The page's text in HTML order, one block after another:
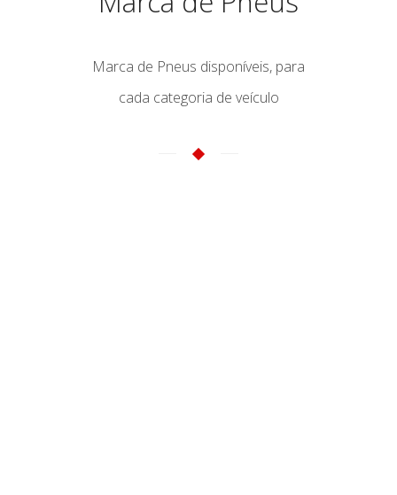
Marca de Pneus disponíveis, para
cada categoria de veículo